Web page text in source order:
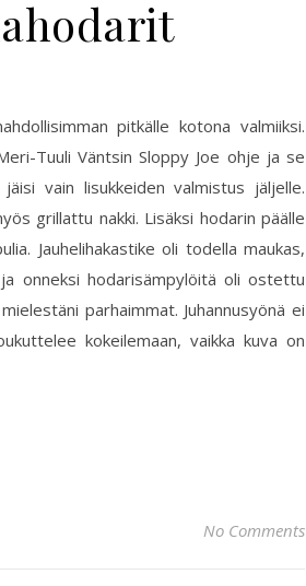
pitkälle kotona valmiiksi.
Tuuli Väntsin Sloppy Joe ohje ja se
vain lisukkeiden valmistus jäljelle.
grillattu nakki. Lisäksi hodarin päälle
Jauhelihakastike oli todella maukas,
onneksi hodarisämpylöitä oli ostettu
parhaimmat. Juhannusyönä ei
kokeilemaan, vaikka kuva on
No Comments